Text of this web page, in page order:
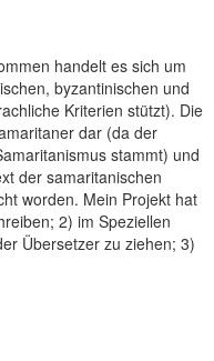
handelt es sich um
byzantinischen und
Kriterien stützt). Die
dar (da der
stammt) und
der samaritanischen
worden. Mein Projekt hat
2) im Speziellen
Übersetzer zu ziehen; 3)